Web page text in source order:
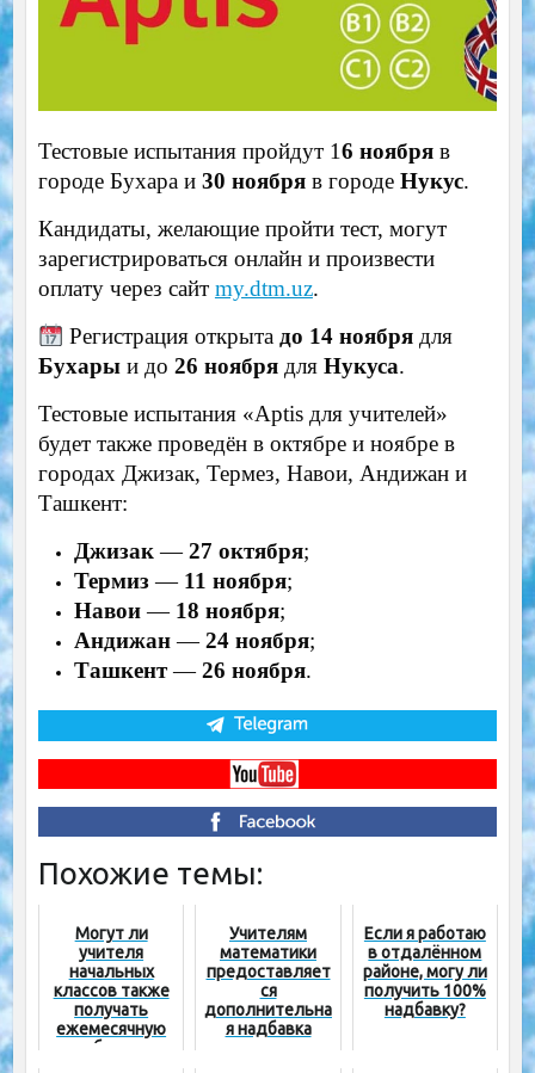
Тестовые испытания пройдут 16 ноябряв
городе Бухара и 30 ноябряв городе Нукус.
Кандидаты, желающие пройти тест, могут
зарегистрироваться онлайн и произвести
оплату через сайт my.dtm.uz.
Регистрация открытадо 14 ноября для
Бухарыи до 26 ноябрядля Нукуса.
Тестовые испытания «Aptis для учителей»
будет также проведён в октябре и ноябре в
городах Джизак, Термез, Навои, Андижан и
Ташкент:
Джизак—27 октября;
Термиз— 11 ноября;
Навои— 18 ноября;
Андижан—24 ноября;
Ташкент—26 ноября.
Похожие темы:
Могут ли
учителя
начальных
классов также
получать
ежемесячную
надбавку из
Учителям
математики
предоставляет
ся
дополнительна
я надбавка
Если я работаю
в отдалённом
районе, могу ли
получить 100%
надбавку?